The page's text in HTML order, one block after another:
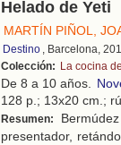
Helado de Yeti
MARTÍN PIÑOL,
Destino , Barcelona,
Colección: La cocina
De 8 a 10 años.
128 p.; 13x20 cm.;
Resumen:
presentador,